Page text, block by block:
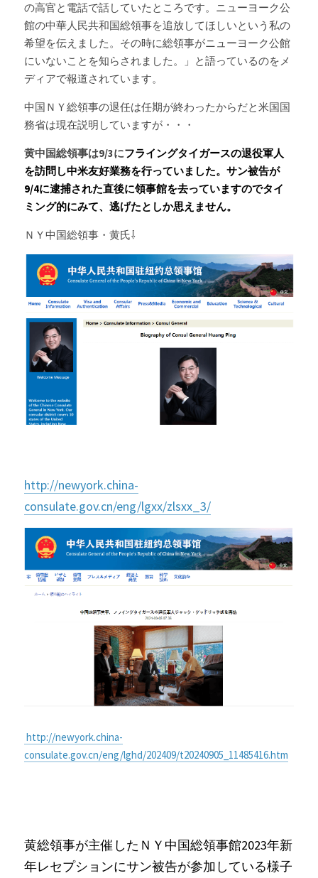
の高官と電話で話していたところです。ニューヨーク公
館の中華人民共和国総領事を追放してほしいという私の
希望を伝えました。その時に総領事がニューヨーク公館
にいないことを知らされました。」と語っているのをメ
ディアで報道されています。
中国ＮＹ総領事の退任は任期が終わったからだと米国国
務省は現在説明していますが・・・
黄中国総領事は9/3にフライングタイガースの退役軍人
を訪問し中米友好業務を行っていました。サン被告が
9/4に逮捕された直後に領事館を去っていますのでタイ
ミング的にみて、逃げたとしか思えません。
ＮＹ中国総領事・黄氏⇩
http://newyork.china-
consulate.gov.cn/eng/lgxx/zlsxx_3/
consulate.gov.cn/eng/lghd/202409/t20240905_11485416.htm
黄総領事が主催したＮＹ中国総領事館2023年新
年レセプションにサン被告が参加している様子